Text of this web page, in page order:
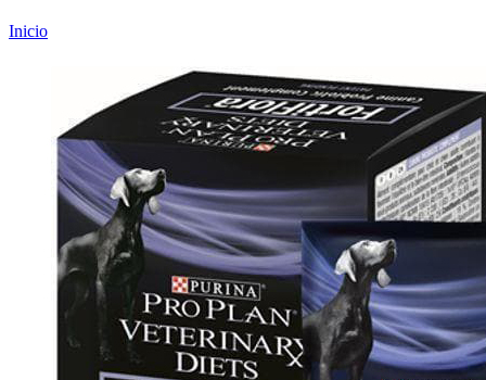
Inicio